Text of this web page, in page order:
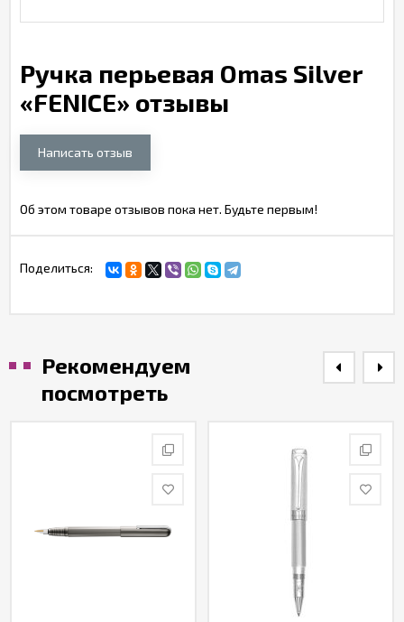
Ручка перьевая Omas Silver
«FENICE» отзывы
Написать отзыв
Об этом товаре отзывов пока нет. Будьте первым!
Поделиться:
Рекомендуем
посмотреть